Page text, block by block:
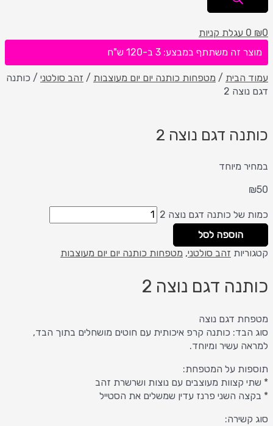
₪0
0 עגלת קניות
מוצר זה משתתף במבצע: 3 ב-120 ש"ח
עמוד הבית / מטפחות כותנה יום יום מעוצבות / זהב סולטני / כותנה
דגם נוצה 2
כותנה דגם נוצה 2
במחיר מיוחד
₪50
כמות של כותנה דגם נוצה 2
הוספה לסל
קטגוריות זהב סולטני, מטפחות כותנה יום יום מעוצבות
כותנה דגם נוצה 2
מטפחת דגם נוצה
סוג הבד: כותנה קרפ איכותית עם חוטים מושחלים בתוך הבד,
למראה עשיר ומיוחד.
תוספות על המטפחת:
* שתי קצוות מעוצבים עם נוצות ושרשרת זהב
* בקצה השני פרנז עדין שמשלים את הסטייל
סוג קשירה: